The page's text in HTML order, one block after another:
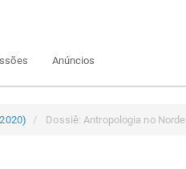
Anúncios
Dossiê: Antropologia no